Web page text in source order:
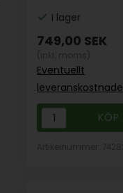
I lager
749,00 SEK
Eventuellt